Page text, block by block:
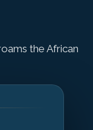
the African